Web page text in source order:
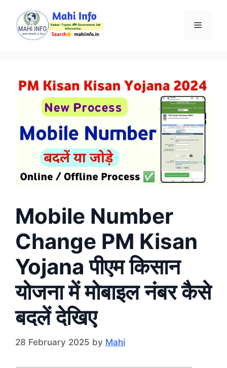
content
Menu
Mobile Number
Change PM Kisan
Yojana पीएम किसान
योजना में मोबाइल नंबर कैसे
बदलें देखिए
28 February 2025 by Mahi